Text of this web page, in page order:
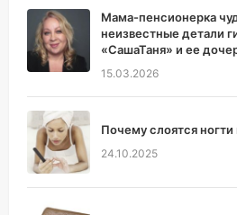
Мама-пенсионерка
неизвестные детали
«СашаТаня» и ее
15.03.2026
Почему слоятся ногти
24.10.2025